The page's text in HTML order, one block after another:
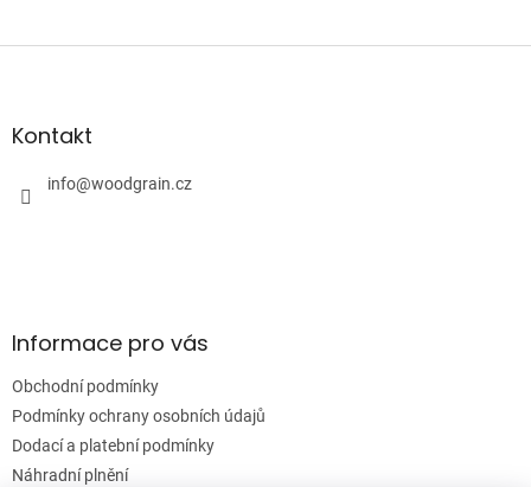
Z
aKontakt
info@woodgrain.cz
Informace pro vás
Obchodní podmínky
Podmínky ochrany osobních údajů
Dodací a platební podmínky
Náhradní plnění